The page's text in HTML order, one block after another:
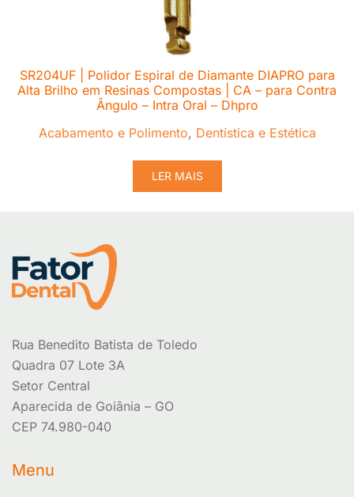
SR204UF | Polidor Espiral de Diamante DIAPRO para
Alta Brilho em Resinas Compostas | CA – para Contra
Ângulo – Intra Oral – Dhpro
Acabamento e Polimento, Dentística e Estética
LER MAIS
Rua Benedito Batista de Toledo
Quadra 07 Lote 3A
Setor Central
Aparecida de Goiânia – GO
CEP 74.980-040
Menu